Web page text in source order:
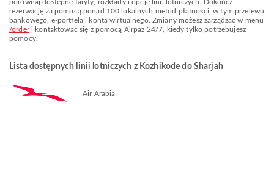
porównaj dostępne taryfy, rozkłady i opcje linii lotniczych. Dokończ
rezerwację za pomocą ponad 100 lokalnych metod płatności, w tym przelewu
bankowego, e-portfela i konta wirtualnego. Zmiany możesz zarządzać w menu
/orderi kontaktować się z pomocą Airpaz 24/7, kiedy tylko potrzebujesz
pomocy.
Lista dostępnych linii lotniczych z Kozhikode do Sharjah
Air Arabia